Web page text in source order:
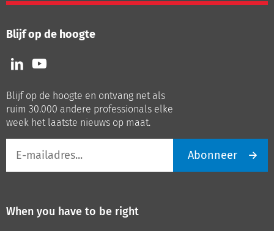
Blijf op de hoogte
Volg
ons
LinkedIn
Volg
ons
Youtube
Blijf op de hoogte en ontvang net als
ruim 30.000 andere professionals elke
week het laatste nieuws op maat.
mailadres
Abonneer
When you have to be right